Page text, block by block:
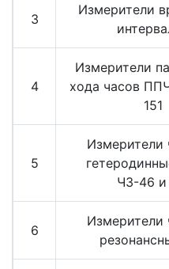
3
Измерители
4
Измерители
хода часов
151
5
Измерители
ЧЗ-46 и
6
Измерители